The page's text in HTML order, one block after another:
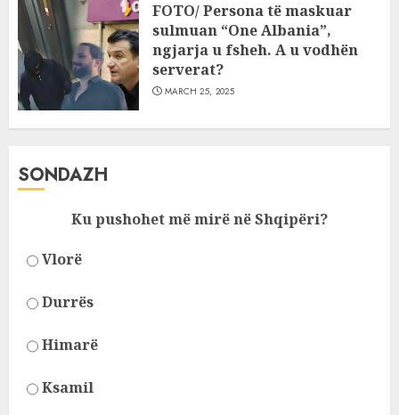
FOTO/ Persona të maskuar
sulmuan “One Albania”,
ngjarja u fsheh. A u vodhën
serverat?
MARCH 25, 2025
SONDAZH
Ku pushohet më mirë në Shqipëri?
Vlorë
Durrës
Himarë
Ksamil